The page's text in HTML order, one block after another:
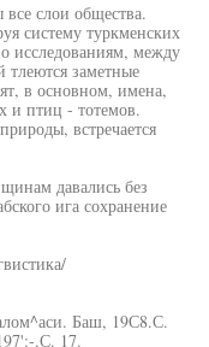
слои общества.
систему туркменских
исследованиям, между
заметные
в основном, имена,
и птиц - тотемов.
встречается
давались без
ига сохранение
Баш, 19С8.С.
.С. 17.